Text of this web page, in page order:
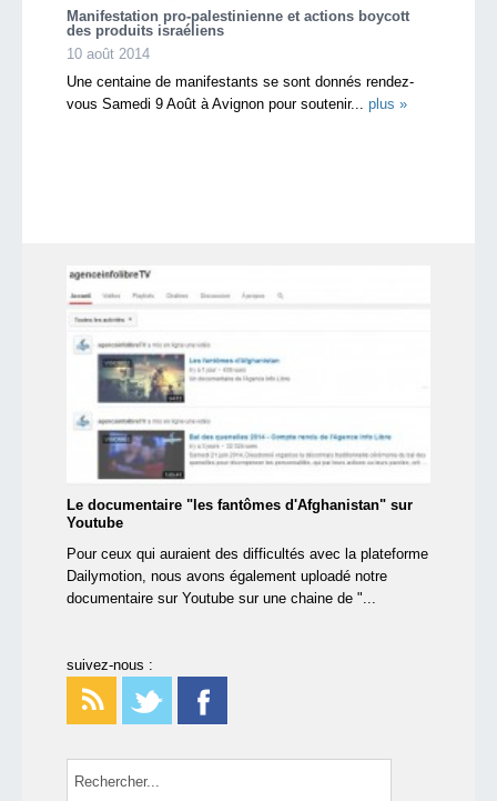
Manifestation pro-palestinienne et actions boycott
des produits israéliens
10 août 2014
Une centaine de manifestants se sont donnés rendez-
vous Samedi 9 Août à Avignon pour soutenir... plus »
Le documentaire "les fantômes d'Afghanistan" sur
Youtube
Pour ceux qui auraient des difficultés avec la plateforme
Dailymotion, nous avons également uploadé notre
documentaire sur Youtube sur une chaine de "...
suivez-nous :